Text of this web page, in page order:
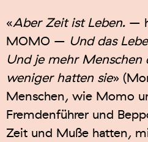
«Aber Zeit ist Leben. –
MOMO – Und das
Und je mehr Menschen
weniger hatten sie»
Menschen, wie Momo
Fremdenführer und
Zeit und Muße hatten,